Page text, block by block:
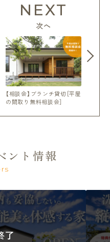
【相談会】ブランチ貸切［平屋
の間取り無料相談会］
NEXT
次へ
ント情報
了